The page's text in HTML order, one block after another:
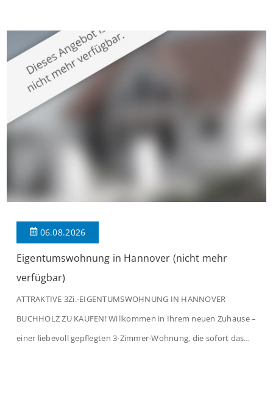
großzügige Räume und eine hochwertige Ausstattung, die
modernen Wohnkomfort mit einem stilvollen Ambiente
verbindet. Der […]
06.08.2026
Eigentumswohnung in Hannover (nicht mehr
verfügbar)
ATTRAKTIVE 3Zi.-EIGENTUMSWOHNUNG IN HANNOVER
BUCHHOLZ ZU KAUFEN! Willkommen in Ihrem neuen Zuhause –
einer liebevoll gepflegten 3-Zimmer-Wohnung, die sofort das